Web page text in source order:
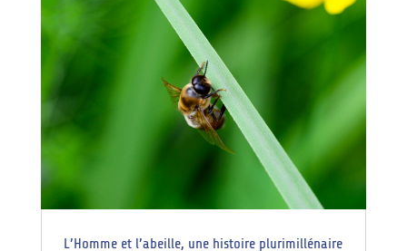
L’Homme et l’abeille, une histoire plurimillénaire